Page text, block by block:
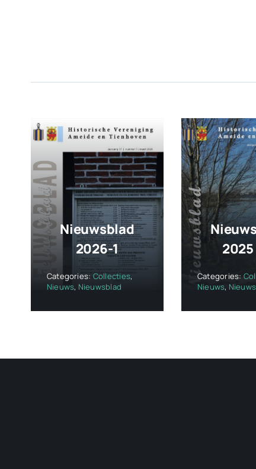
Nieuwsblad
2026-1
Categories: Collecties,
Nieuws, Nieuwsblad
2025
Categories:
Nieuws,